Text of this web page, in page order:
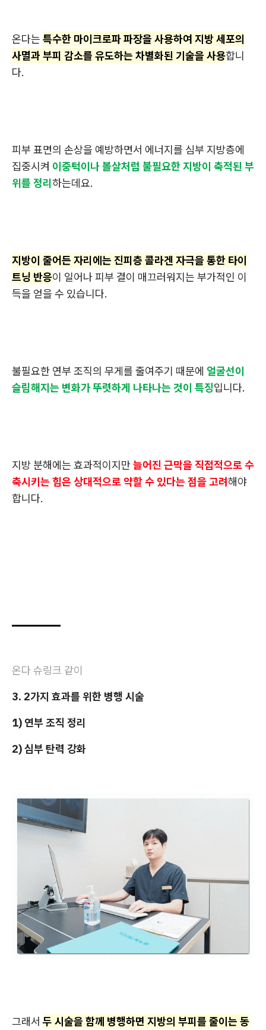
온다는 특수한 마이크로파 파장을 사용하여 지방 세포의
사멸과 부피 감소를 유도하는 차별화된 기술을 사용합니
다.
피부 표면의 손상을 예방하면서 에너지를 심부 지방층에
집중시켜 이중턱이나 볼살처럼 불필요한 지방이 축적된 부
위를 정리하는데요.
지방이 줄어든 자리에는 진피층 콜라겐 자극을 통한 타이
트닝 반응이 일어나 피부 결이 매끄러워지는 부가적인 이
득을 얻을 수 있습니다.
불필요한 연부 조직의 무게를 줄여주기 때문에 얼굴선이
슬림해지는 변화가 뚜렷하게 나타나는 것이 특징입니다.
지방 분해에는 효과적이지만 늘어진 근막을 직접적으로 수
축시키는 힘은 상대적으로 약할 수 있다는 점을 고려해야
합니다.
온다 슈링크 같이
3. 2가지 효과를 위한 병행 시술
1) 연부 조직 정리
2) 심부 탄력 강화
그래서두 시술을 함께 병행하면 지방의 부피를 줄이는 동